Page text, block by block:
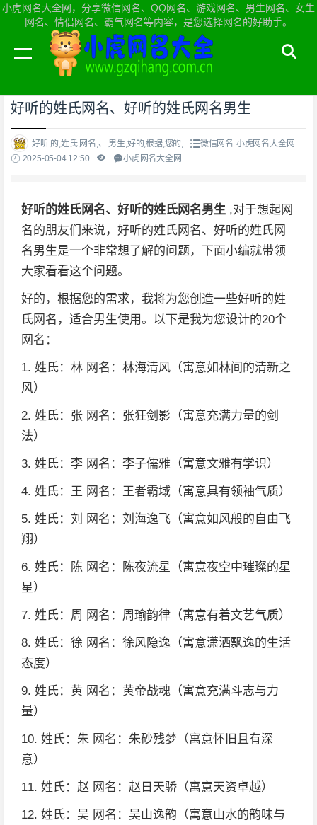
小虎网名大全网，分享微信网名、QQ网名、游戏网名、男生网名、女生
网名、情侣网名、霸气网名等内容，是您选择网名的好助手。
当前位置：小虎网名大全网首页>微信网名
好听的姓氏网名、好听的姓氏网名男生
好听,的,姓氏,网名,、,男生,好的,根据,您的,
微信网名-小虎网名大全网
2025-05-04 12:50
小虎网名大全网
好听的姓氏网名、好听的姓氏网名男生 ,对于想起网
名的朋友们来说，好听的姓氏网名、好听的姓氏网
名男生是一个非常想了解的问题，下面小编就带领
大家看看这个问题。
好的，根据您的需求，我将为您创造一些好听的姓
氏网名，适合男生使用。以下是我为您设计的20个
网名：
1. 姓氏：林 网名：林海清风（寓意如林间的清新之
风）
2. 姓氏：张 网名：张狂剑影（寓意充满力量的剑
法）
3. 姓氏：李 网名：李子儒雅（寓意文雅有学识）
4. 姓氏：王 网名：王者霸域（寓意具有领袖气质）
5. 姓氏：刘 网名：刘海逸飞（寓意如风般的自由飞
翔）
6. 姓氏：陈 网名：陈夜流星（寓意夜空中璀璨的星
星）
7. 姓氏：周 网名：周瑜韵律（寓意有着文艺气质）
8. 姓氏：徐 网名：徐风隐逸（寓意潇洒飘逸的生活
态度）
9. 姓氏：黄 网名：黄帝战魂（寓意充满斗志与力
量）
10. 姓氏：朱 网名：朱砂残梦（寓意怀旧且有深
意）
11. 姓氏：赵 网名：赵日天骄（寓意天资卓越）
12. 姓氏：吴 网名：吴山逸韵（寓意山水的韵味与